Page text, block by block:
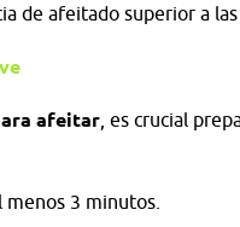
de afeitado superior a las
afeitar , es crucial
3 minutos.